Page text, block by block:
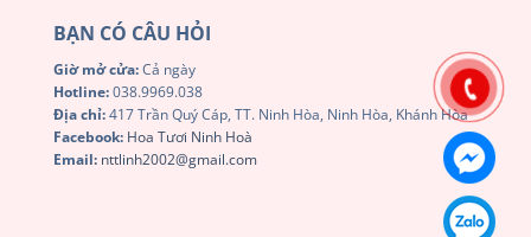
BẠN CÓ CÂU HỎI
Giờ mở cửa:Cả ngày
Hotline:038.9969.038
Địa chỉ:417 Trần Quý Cáp, TT. Ninh Hòa, Ninh Hòa, Khánh Hòa
Facebook: Hoa Tươi Ninh Hoà
Email: nttlinh2002@gmail.com